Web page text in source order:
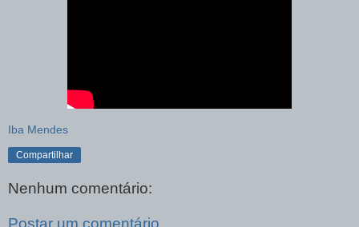
Iba Mendes
Compartilhar
Nenhum comentário:
Postar um comentário